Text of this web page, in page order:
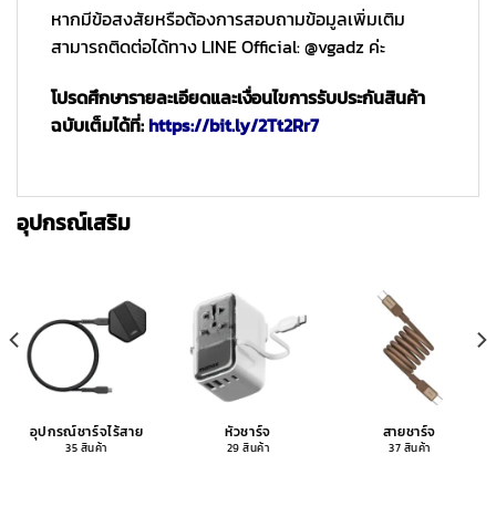
หากมีข้อสงสัยหรือต้องการสอบถามข้อมูลเพิ่มเติม
สามารถติดต่อได้ทาง LINE Official: @vgadz ค่ะ
โปรดศึกษารายละเอียดและเงื่อนไขการรับประกันสินค้า
ฉบับเต็มได้ที่:https://bit.ly/2Tt2Rr7
อุปกรณ์เสริม
อุปกรณ์ชาร์จไร้สาย
35 สินค้า
หัวชาร์จ
29 สินค้า
สายชาร์จ
37 สินค้า